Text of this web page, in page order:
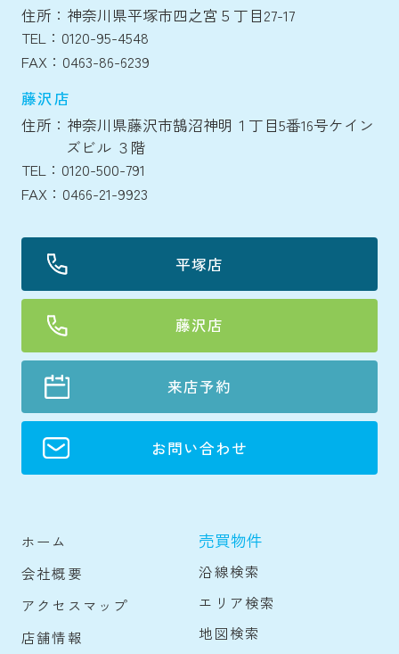
住所：神奈川県平塚市四之宮５丁目27-17
TEL：0120-95-4548
FAX：0463-86-6239
藤沢店
住所：神奈川県藤沢市鵠沼神明１丁目5番16号ケイン
ズビル ３階
TEL：0120-500-791
FAX：0466-21-9923
平塚店
藤沢店
来店予約
お問い合わせ
ホーム
会社概要
アクセスマップ
店舗情報
売買物件
沿線検索
エリア検索
地図検索